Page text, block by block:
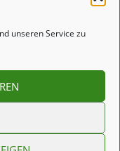
unseren Service zu